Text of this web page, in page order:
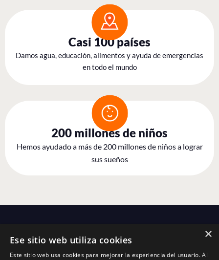
Casi 100 países
Damos agua, educación, alimentos y ayuda de emergencias
en todo el mundo
200 millones de niños
Hemos ayudado a más de 200 millones de niños a lograr
sus sueños
×
Ese sitio web utiliza cookies
Este sitio web usa cookies para mejorar la experiencia del usuario. Al